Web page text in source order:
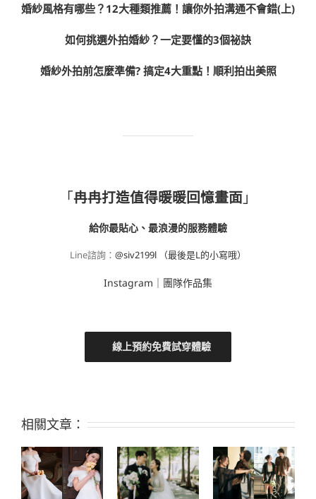
婚紗風格有哪些？12大種類推薦！讓你外拍溝通不會錯(上)
如何挑選外拍婚紗？一定要懂的3個祕訣
婚紗外拍前怎麼準備? 搞定4大重點！順利拍出美照
「冉冉打造值得暖暖回憶畫面」
給你最貼心、最浪漫的服務體驗
Line諮詢： @siv2199l （最後是L的小寫哦）
Instagram 團隊作品集
線上預約免費試穿體驗
相關文章：